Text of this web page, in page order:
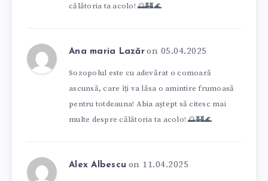
călătoria ta acolo! 🌅🏰🌊
Ana maria Lazăr on 05.04.2025
Sozopolul este cu adevărat o comoară
ascunsă, care îți va lăsa o amintire frumoasă
pentru totdeauna! Abia aștept să citesc mai
multe despre călătoria ta acolo! 🌅🏰🌊
Alex Albescu on 11.04.2025